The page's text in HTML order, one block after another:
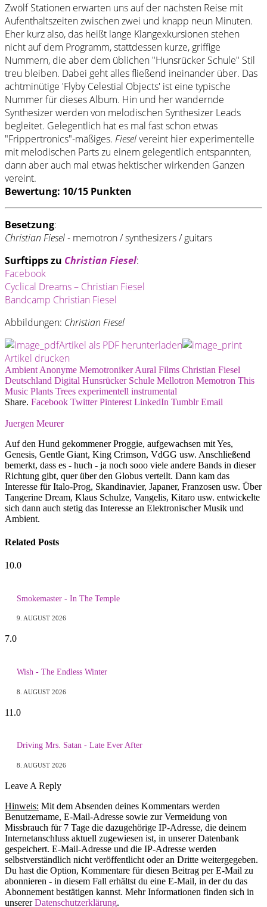
Zwölf Stationen erwarten uns auf der nächsten Reise mit
Aufenthaltszeiten zwischen zwei und knapp neun Minuten.
Eher kurz also, das heißt lange Klangexkursionen stehen
nicht auf dem Programm, stattdessen kurze, griffige
Nummern, die aber dem üblichen "Hunsrücker Schule" Stil
treu bleiben. Dabei geht alles fließend ineinander über. Das
achtminütige 'Flyby Celestial Objects' ist eine typische
Nummer für dieses Album. Hin und her wandernde
Synthesizer werden von melodischen Synthesizer Leads
begleitet. Gelegentlich hat es mal fast schon etwas
"Frippertronics"-mäßiges. Fieselvereint hier experimentelle
mit melodischen Parts zu einem gelegentlich entspannten,
dann aber auch mal etwas hektischer wirkenden Ganzen
vereint.
Bewertung: 10/15 Punkten
Besetzung:
Christian Fiesel- memotron / synthesizers / guitars
Surftipps zu Christian Fiesel:
Facebook
Cyclical Dreams – Christian Fiesel
Bandcamp Christian Fiesel
Abbildungen: Christian Fiesel
Artikel als PDF herunterladen
Artikel drucken
Ambient Anonyme Memotroniker Aural Films Christian Fiesel
Deutschland Digital Hunsrücker Schule Mellotron Memotron This
Music Plants Trees experimentell instrumental
Share. Facebook Twitter Pinterest LinkedIn Tumblr Email
Juergen Meurer
Auf den Hund gekommener Proggie, aufgewachsen mit Yes,
Genesis, Gentle Giant, King Crimson, VdGG usw. Anschließend
bemerkt, dass es - huch - ja noch sooo viele andere Bands in dieser
Richtung gibt, quer über den Globus verteilt. Dann kam das
Interesse für Italo-Prog, Skandinavier, Japaner, Franzosen usw. Über
Tangerine Dream, Klaus Schulze, Vangelis, Kitaro usw. entwickelte
sich dann auch stetig das Interesse an Elektronischer Musik und
Ambient.
Related Posts
10.0
Smokemaster - In The Temple
9. AUGUST 2026
7.0
Wish - The Endless Winter
8. AUGUST 2026
11.0
Driving Mrs. Satan - Late Ever After
8. AUGUST 2026
Leave A Reply
Hinweis: Mit dem Absenden deines Kommentars werden
Benutzername, E-Mail-Adresse sowie zur Vermeidung von
Missbrauch für 7 Tage die dazugehörige IP-Adresse, die deinem
Internetanschluss aktuell zugewiesen ist, in unserer Datenbank
gespeichert. E-Mail-Adresse und die IP-Adresse werden
selbstverständlich nicht veröffentlicht oder an Dritte weitergegeben.
Du hast die Option, Kommentare für diesen Beitrag per E-Mail zu
abonnieren - in diesem Fall erhältst du eine E-Mail, in der du das
Abonnement bestätigen kannst. Mehr Informationen finden sich in
unsererDatenschutzerklärung.